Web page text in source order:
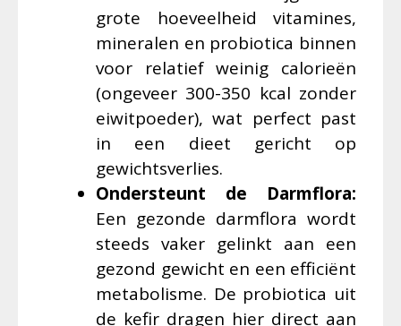
grote hoeveelheid vitamines,
mineralen en probiotica binnen
voor relatief weinig calorieën
(ongeveer 300-350 kcal zonder
eiwitpoeder), wat perfect past
in een dieet gericht op
gewichtsverlies.
Ondersteunt de Darmflora:
Een gezonde darmflora wordt
steeds vaker gelinkt aan een
gezond gewicht en een efficiënt
metabolisme. De probiotica uit
de kefir dragen hier direct aan